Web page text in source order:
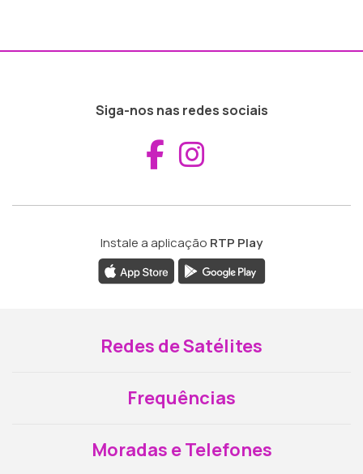
Siga-nos nas redes sociais
Aceder ao
Instale a aplicação RTP Play
Redes de Satélites
Frequências
Moradas e Telefones